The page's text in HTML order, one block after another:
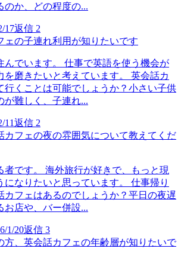
のか、どの程度の...
17返信 2
ェの子連れ利用が知りたいです
んでいます。 仕事で英語を使う機会が
を磨きたいと考えています。 英会話カ
行くことは可能でしょうか？小さい子供
が難しく、子連れ...
11返信 2
カフェの夜の雰囲気について教えてくだ
者です。 海外旅行が好きで、もっと現
になりたいと思っています。 仕事帰り
カフェはあるのでしょうか？平日の夜遅
お店や、バー併設...
1/20返信 3
方、英会話カフェの年齢層が知りたいで